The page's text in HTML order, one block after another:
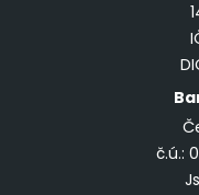
č.ú.: